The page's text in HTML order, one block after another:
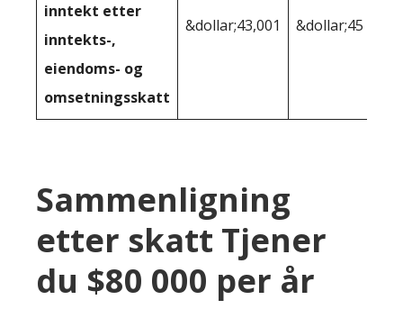
inntekt etter
inntekts-,
eiendoms- og
omsetningsskatt
&dollar;43,001 &dollar;45 529
Sammenligning
etter skatt Tjener
du $80 000 per år